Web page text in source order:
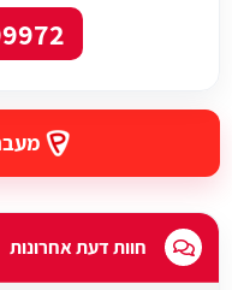
חוות דעת אחרונות